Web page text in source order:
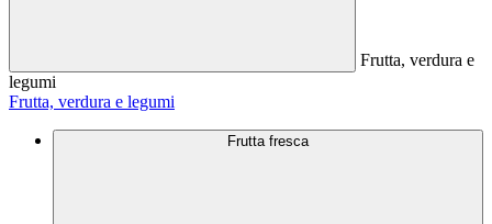
Frutta, verdura e
legumi
Frutta, verdura e legumi
Frutta fresca